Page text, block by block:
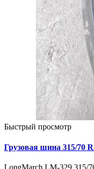
Быстрый просмотр
Грузовая шина 315/70
LongMarch LM-329 315/